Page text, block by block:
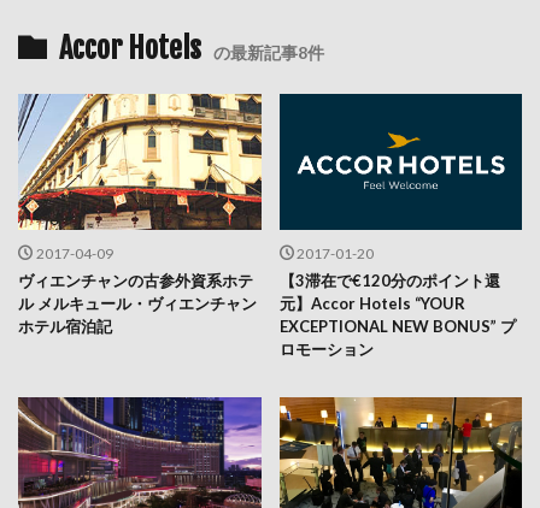
Accor Hotels の最新記事8件
2017-04-09
ヴィエンチャンの古参外資系ホテ
ル メルキュール・ヴィエンチャン
ホテル宿泊記
2017-01-20
【3滞在で€120分のポイント還
元】Accor Hotels “YOUR
EXCEPTIONAL NEW BONUS” プ
ロモーション